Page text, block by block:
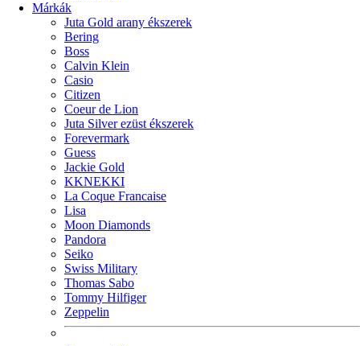
Márkák
Juta Gold arany ékszerek
Bering
Boss
Calvin Klein
Casio
Citizen
Coeur de Lion
Juta Silver ezüst ékszerek
Forevermark
Guess
Jackie Gold
KKNEKKI
La Coque Francaise
Lisa
Moon Diamonds
Pandora
Seiko
Swiss Military
Thomas Sabo
Tommy Hilfiger
Zeppelin